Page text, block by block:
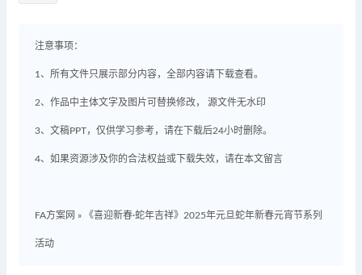
注意事项：
1、所有文件只展示部分内容，全部内容请下载查看。
2、作品中主体文字及图片可替换修改， 源文件无水印
3、文稿PPT，仅供学习参考，请在下载后24小时删除。
4、如果资源涉及你的合法权益或下载失效，请在本文留言
FA方案网 » 《喜迎新春·蛇年吉祥》2025年元旦蛇年新春元宵节系列
活动